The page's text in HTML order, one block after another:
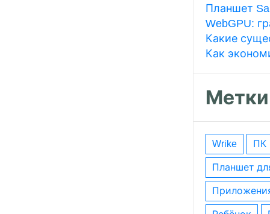
Планшет
WebGPU:
Какие
Как
Метки
wrike ПК
планшет